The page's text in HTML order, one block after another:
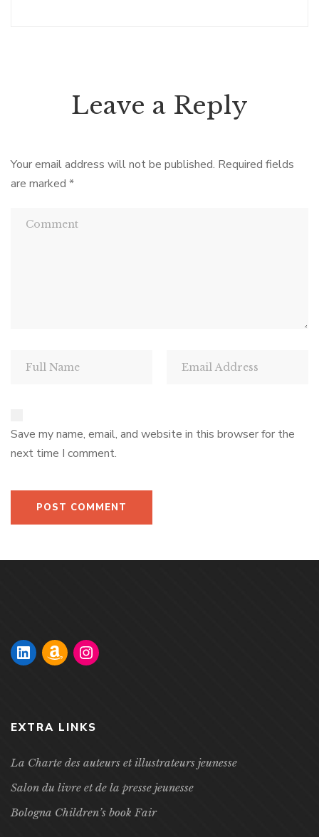
Leave a Reply
Your email address will not be published. Required fields
are marked *
Save my name, email, and website in this browser for the
next time I comment.
EXTRA LINKS
La Charte des auteurs et illustrateurs jeunesse
Salon du livre et de la presse jeunesse
Bologna Children’s book Fair